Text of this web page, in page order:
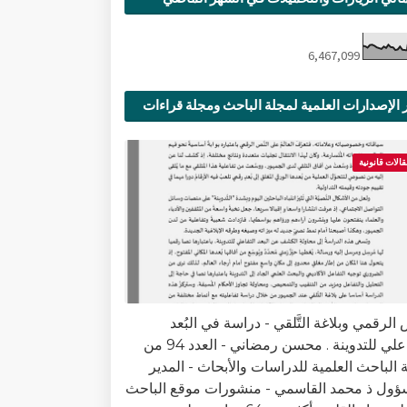
6,467,099
الإصدارات العلمية لمجلة الباحث ومجلة قراءات
قانونية
الرقمي وبلاغة التَّلقي - دراسة في البُعد
التفاعلي للتدوينة . محسن رمضاني - العدد 94 من
الباحث العلمية للدراسات والأبحاث - المدير
ذ محمد القاسمي - منشورات موقع الباحث